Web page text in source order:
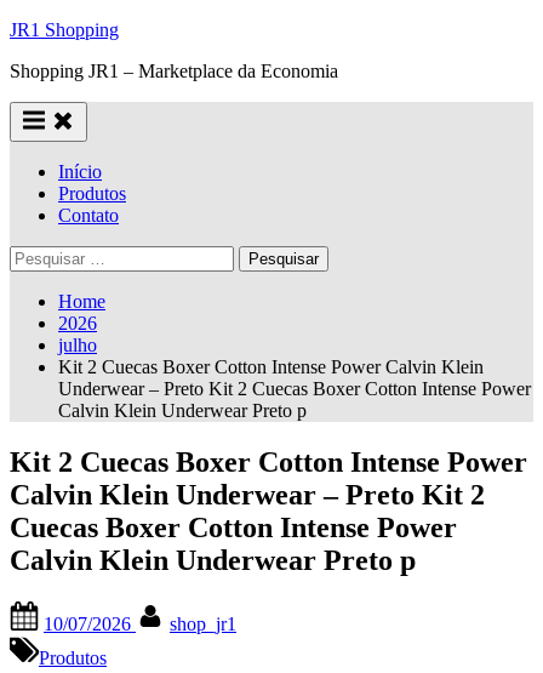
Skip
content
JR1 Shopping
Shopping JR1 – Marketplace da Economia
Início
Produtos
Contato
Pesquisar
por:
Home
2026
julho
Kit 2 Cuecas Boxer Cotton Intense Power Calvin Klein
Underwear – Preto Kit 2 Cuecas Boxer Cotton Intense Power
Calvin Klein Underwear Preto p
Kit 2 Cuecas Boxer Cotton Intense Power
Calvin Klein Underwear – Preto Kit 2
Cuecas Boxer Cotton Intense Power
Calvin Klein Underwear Preto p
on
10/07/2026
shop_jr1
Produtos